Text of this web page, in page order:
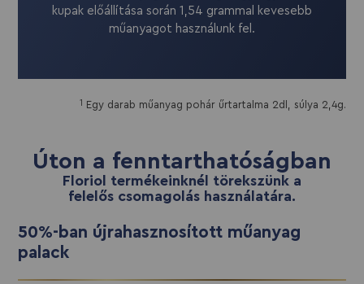
kupak előállítása során 1,54 grammal kevesebb
műanyagot használunk fel.
1 Egy darab műanyag pohár űrtartalma 2dl, súlya 2,4g.
Úton a fenntarthatóságban
Floriol termékeinknél törekszünk a
felelős csomagolás használatára.
50%-ban újrahasznosított műanyag
palack